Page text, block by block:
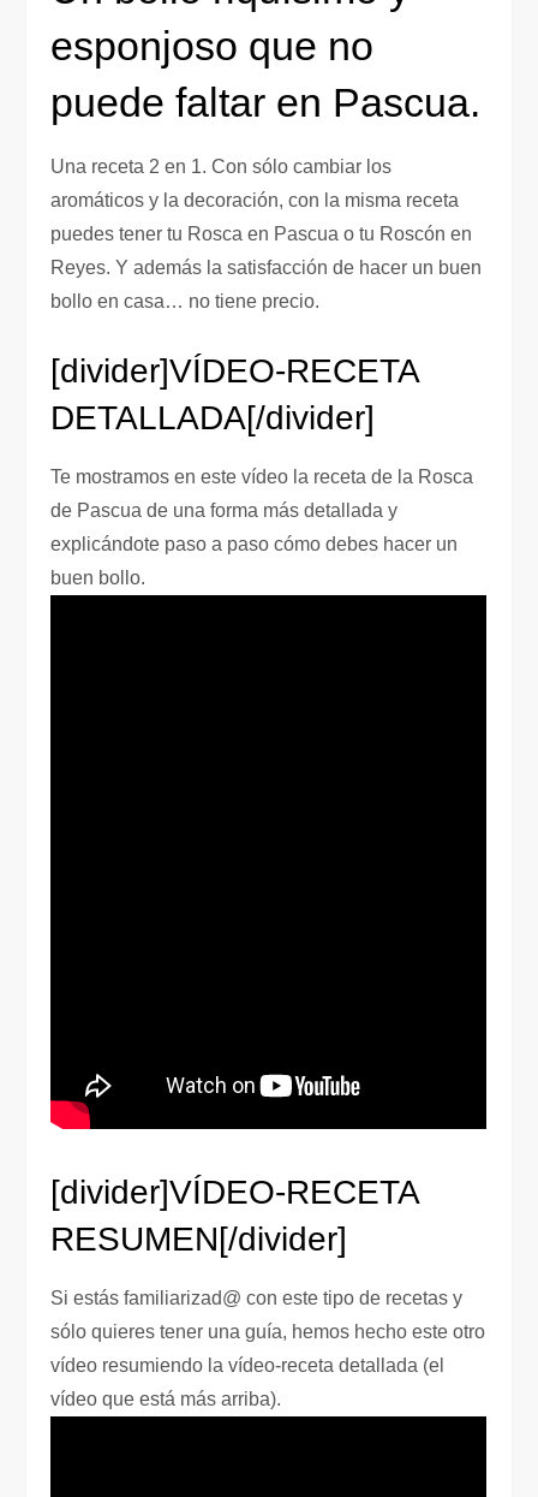
esponjoso que no
puede faltar en Pascua.
Una receta 2 en 1. Con sólo cambiar los
aromáticos y la decoración, con la misma receta
puedes tener tu Rosca en Pascua o tu Roscón en
Reyes. Y además la satisfacción de hacer un buen
bollo en casa… no tiene precio.
[divider]VÍDEO-RECETA
DETALLADA[/divider]
Te mostramos en este vídeo la receta de la Rosca
de Pascua de una forma más detallada y
explicándote paso a paso cómo debes hacer un
buen bollo.
[divider]VÍDEO-RECETA
RESUMEN[/divider]
Si estás familiarizad@ con este tipo de recetas y
sólo quieres tener una guía, hemos hecho este otro
vídeo resumiendo la vídeo-receta detallada (el
vídeo que está más arriba).